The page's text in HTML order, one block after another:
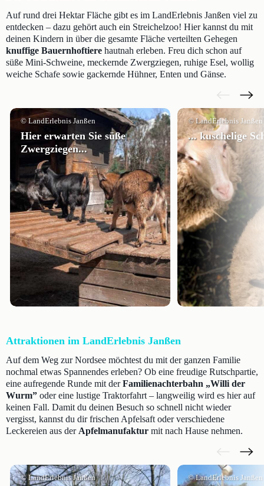
Auf rund drei Hektar Fläche gibt es im LandErlebnis Janßen viel zu
entdecken – dazu gehört auch ein Streichelzoo! Hier kannst du mit
deinen Kindern in über die gesamte Fläche verteilten Gehegen
knuffige Bauernhoftiere hautnah erleben. Freu dich schon auf
süße Mini-Schweine, meckernde Zwergziegen, ruhige Esel, wollig
weiche Schafe sowie gackernde Hühner, Enten und Gänse.
© LandErlebnis Janßen
Hier erwarten Sie süße
Zwergziegen...
© LandErlebnis Janßen
... kuschelige
Attraktionen im LandErlebnis Janßen
Auf dem Weg zur Nordsee möchtest du mit der ganzen Familie
nochmal etwas Spannendes erleben? Ob eine freudige Rutschpartie,
eine aufregende Runde mit derFamilienachterbahn „Willi der
Wurm” oder eine lustige Traktorfahrt – langweilig wird es hier auf
keinen Fall. Damit du deinen Besuch so schnell nicht wieder
vergisst, kannst du dir frischen Apfelsaft oder verschiedene
Leckereien aus der Apfelmanufaktur mit nach Hause nehmen.
© LandErlebnis Janßen © LandErlebnis Janßen